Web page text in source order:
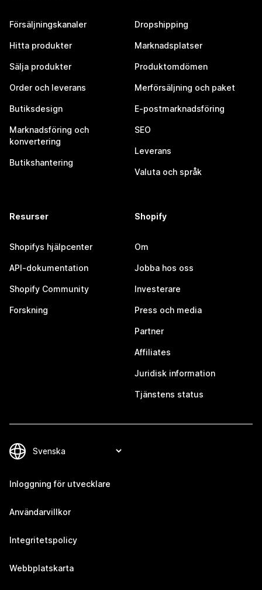
Försäljningskanaler
Hitta produkter
Sälja produkter
Order och leverans
Butiksdesign
Marknadsföring och
konvertering
Butikshantering
Dropshipping
Marknadsplatser
Produktomdömen
Merförsäljning och paket
E-postmarknadsföring
SEO
Leverans
Valuta och språk
Resurser
Shopifys hjälpcenter
API-dokumentation
Shopify Community
Forskning
Shopify
Om
Jobba hos oss
Investerare
Press och media
Partner
Affiliates
Juridisk information
Tjänstens status
Inloggning för utvecklare
Användarvillkor
Integritetspolicy
Webbplatskarta